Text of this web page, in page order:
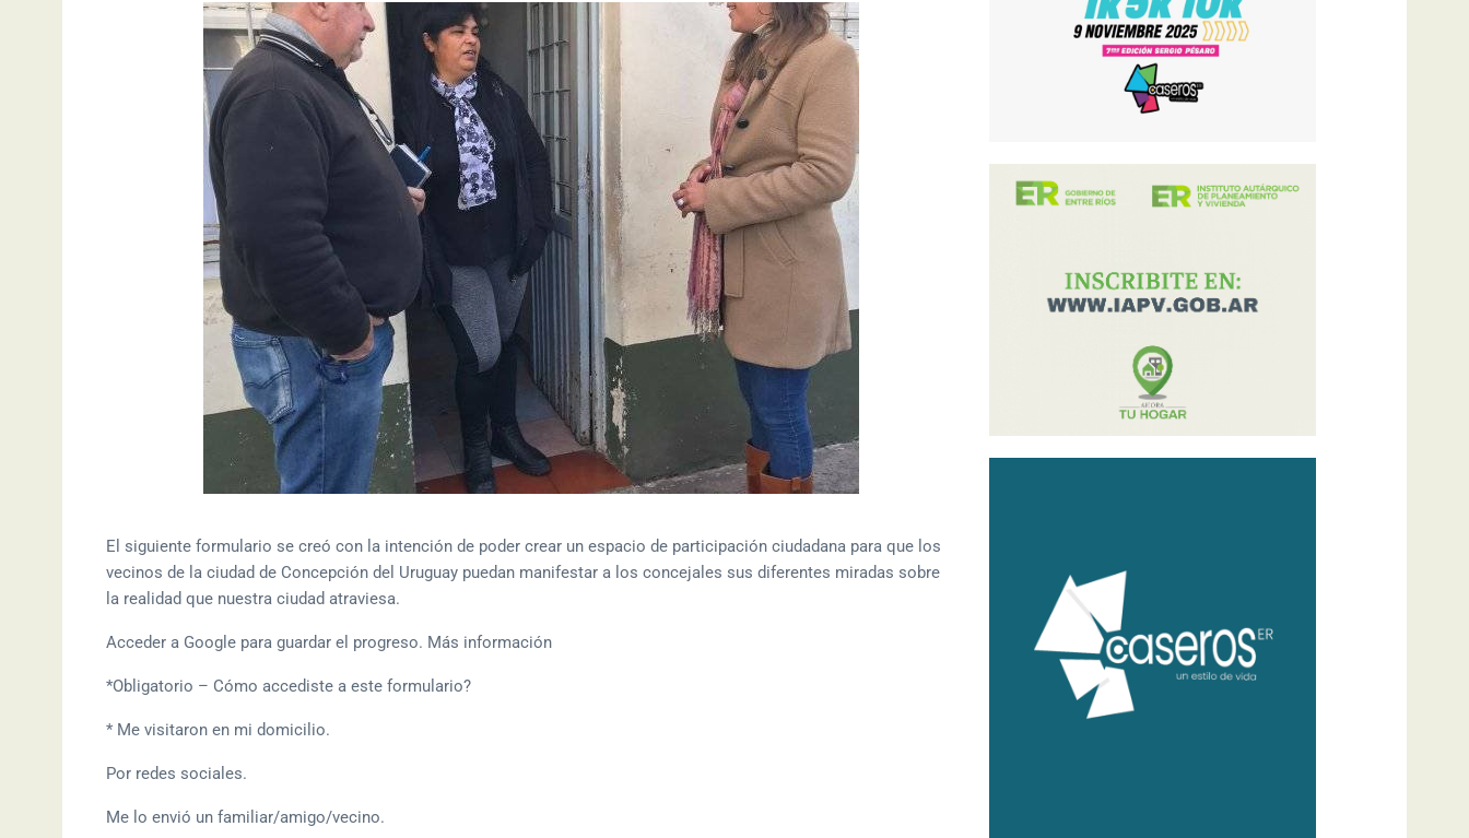
El siguiente formulario se creó con la intención de poder crear un espacio de participación ciudadana para que los
vecinos de la ciudad de Concepción del Uruguay puedan manifestar a los concejales sus diferentes miradas sobre
la realidad que nuestra ciudad atraviesa.
Acceder a Google para guardar el progreso. Más información
*Obligatorio – Cómo accediste a este formulario?
* Me visitaron en mi domicilio.
Por redes sociales.
Me lo envió un familiar/amigo/vecino.